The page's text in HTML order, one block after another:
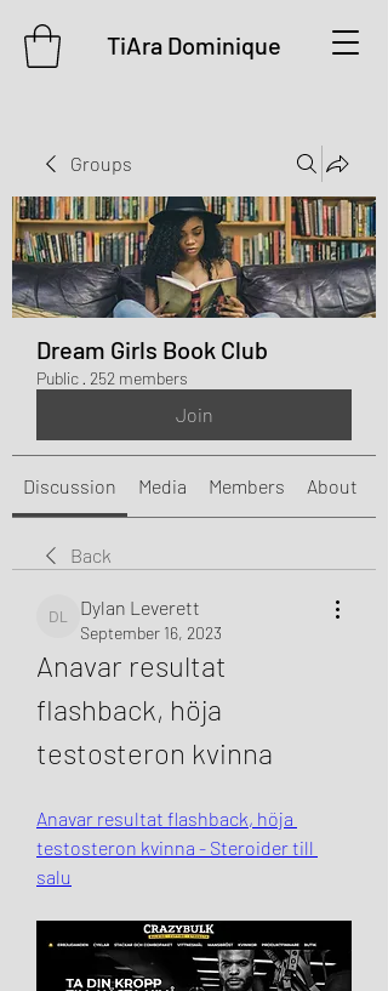
TiAra Dominique
Groups
Dream Girls Book Club
Public · 252 members
Join
Discussion Media Members About
Back
Dylan Leverett
Dylan Leverett
September 16, 2023
Anavar resultat
flashback, höja
testosteron kvinna
Anavar resultat flashback, höja
testosteron kvinna - Steroider till
salu